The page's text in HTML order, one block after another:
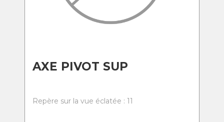
AXE PIVOT SUP
Repère sur la vue éclatée : 11